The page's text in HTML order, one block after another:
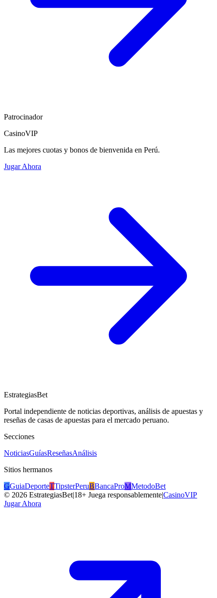
Patrocinador
CasinoVIP
Las mejores cuotas y bonos de bienvenida en Perú.
Jugar Ahora
EstrategiasBet
Portal independiente de noticias deportivas, análisis de apuestas y
reseñas de casas de apuestas para el mercado peruano.
Secciones
NoticiasGuíasReseñasAnálisis
Sitios hermanos
GGuiaDeporteTTipsterPeruBBancaProMMetodoBet
© 2026 EstrategiasBet|18+ Juega responsablemente|CasinoVIP
Jugar Ahora